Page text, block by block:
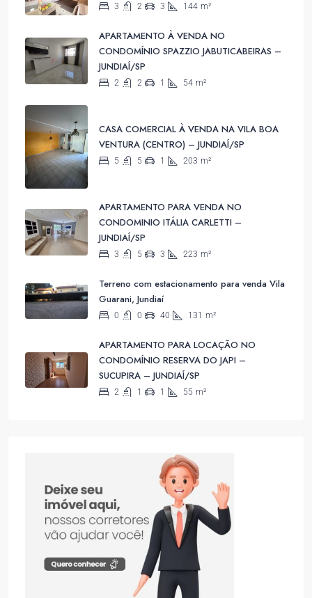
3 2 3 144 m²
APARTAMENTO À VENDA NO
CONDOMÍNIO SPAZZIO JABUTICABEIRAS –
JUNDIAÍ/SP
2 2 1 54 m²
CASA COMERCIAL À VENDA NA VILA BOA
VENTURA (CENTRO) – JUNDIAÍ/SP
5 5 1 203 m²
APARTAMENTO PARA VENDA NO
CONDOMINIO ITÁLIA CARLETTI –
JUNDIAÍ/SP
3 5 3 223 m²
Terreno com estacionamento para venda Vila
Guarani, Jundiaí
0 0 40 131 m²
APARTAMENTO PARA LOCAÇÃO NO
CONDOMÍNIO RESERVA DO JAPI –
SUCUPIRA – JUNDIAÍ/SP
2 1 1 55 m²